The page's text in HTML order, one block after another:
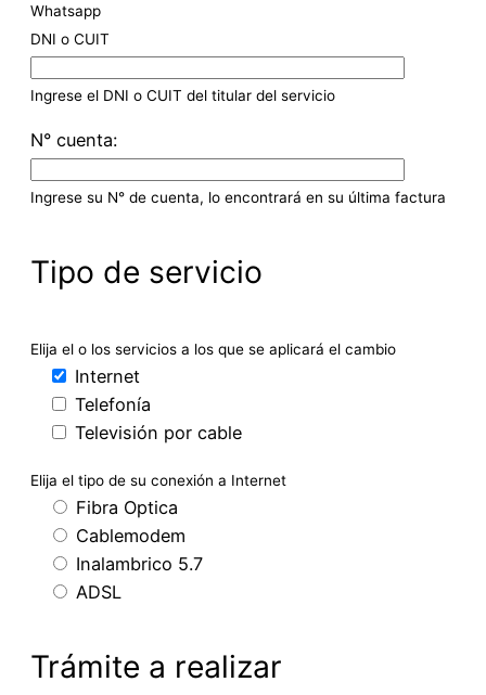
Whatsapp
DNI o CUIT
Ingrese el DNI o CUIT del titular del servicio
N° cuenta:
Ingrese su N° de cuenta, lo encontrará en su última factura
Tipo de servicio
Elija el o los servicios a los que se aplicará el cambio
Internet
Telefonía
Televisión por cable
Elija el tipo de su conexión a Internet
Fibra Optica
Cablemodem
Inalambrico 5.7
ADSL
Trámite a realizar